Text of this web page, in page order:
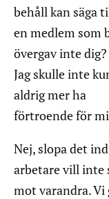
behåll kan säga
en medlem som
övergav inte dig?
Jag skulle inte
aldrig mer ha
förtroende för
Nej, slopa det
arbetare vill inte
mot varandra. Vi